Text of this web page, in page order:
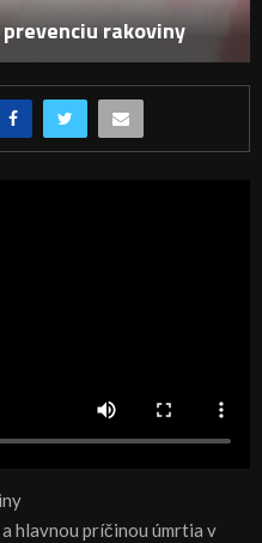
rakoviny
hlavnou príčinou úmrtia v